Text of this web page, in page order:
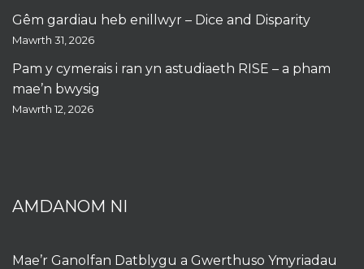
Gêm gardiau heb enillwyr – Dice and Disparity
Mawrth 31, 2026
Pam y cymerais i ran yn astudiaeth RISE – a pham
mae’n bwysig
Mawrth 12, 2026
AMDANOM NI
Mae’r Ganolfan Datblygu a Gwerthuso Ymyriadau